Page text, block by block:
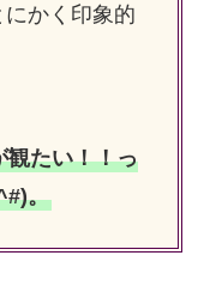
かく印象的
観たい！！っ
。